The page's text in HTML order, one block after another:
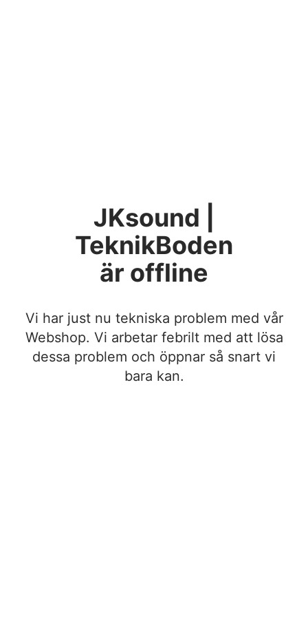
JKsound |
TeknikBoden
är offline
Vi har just nu tekniska problem med vår
Webshop. Vi arbetar febrilt med att lösa
dessa problem och öppnar så snart vi
bara kan.